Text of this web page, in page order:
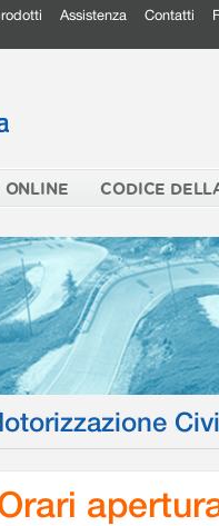
Assistenza Contatti
ONLINE CODICE